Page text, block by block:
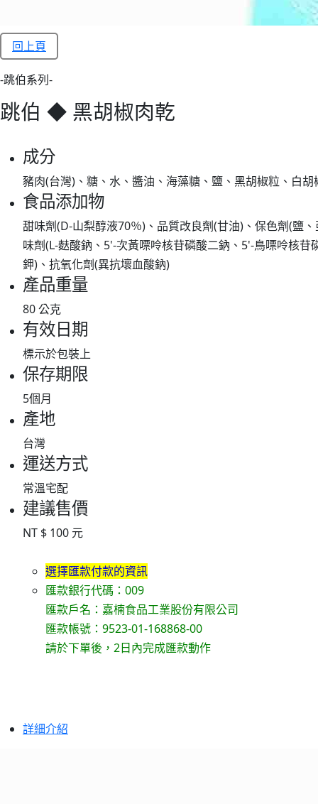
回上頁
-跳伯系列-
跳伯 ◆ 黑胡椒肉乾
成分
豬肉(台灣)、糖、水、醬油、海藻糖、鹽、黑胡椒粒、白胡
食品添加物
甜味劑(D-山梨醇液70％)、品質改良劑(甘油)、保色劑(鹽
味劑(L-麩酸鈉、5'-次黃嘌呤核苷磷酸二鈉、5'-鳥嘌呤核苷
鉀)、抗氧化劑(異抗壞血酸鈉)
產品重量
80 公克
有效日期
標示於包裝上
保存期限
5個月
產地
台灣
運送方式
常溫宅配
建議售價
NT $ 100 元
選擇匯款付款的資訊
匯款銀行代碼：009
匯款戶名：嘉楠食品工業股份有限公司
匯款帳號：9523-01-168868-00
請於下單後，2日內完成匯款動作
詳細介紹